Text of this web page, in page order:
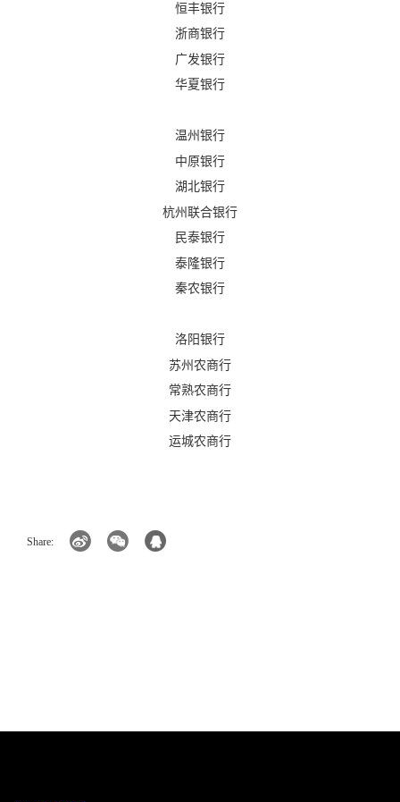
恒丰银行
浙商银行
广发银行
华夏银行
温州银行
中原银行
湖北银行
杭州联合银行
民泰银行
泰隆银行
秦农银行
洛阳银行
苏州农商行
常熟农商行
天津农商行
运城农商行
Share: